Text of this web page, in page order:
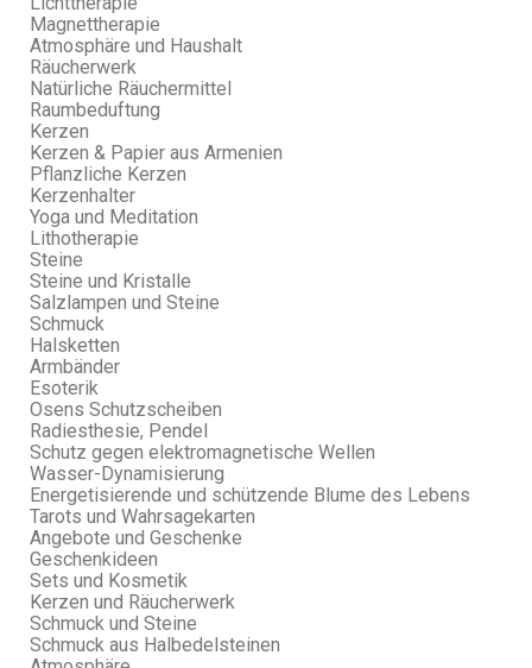
Magnettherapie
Atmosphäre und Haushalt
Räucherwerk
Natürliche Räuchermittel
Raumbeduftung
Kerzen
Kerzen & Papier aus Armenien
Pflanzliche Kerzen
Kerzenhalter
Yoga und Meditation
Lithotherapie
Steine
Steine und Kristalle
Salzlampen und Steine
Schmuck
Halsketten
Armbänder
Esoterik
Osens Schutzscheiben
Radiesthesie, Pendel
Schutz gegen elektromagnetische Wellen
Wasser-Dynamisierung
Energetisierende und schützende Blume des Lebens
Tarots und Wahrsagekarten
Angebote und Geschenke
Geschenkideen
Sets und Kosmetik
Kerzen und Räucherwerk
Schmuck und Steine
Schmuck aus Halbedelsteinen